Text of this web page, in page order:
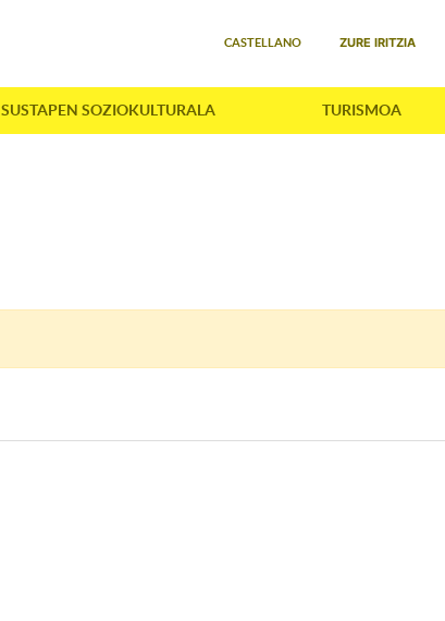
CASTELLANO ZURE IRITZIA
SUSTAPEN SOZIOKULTURALA TURISMOA